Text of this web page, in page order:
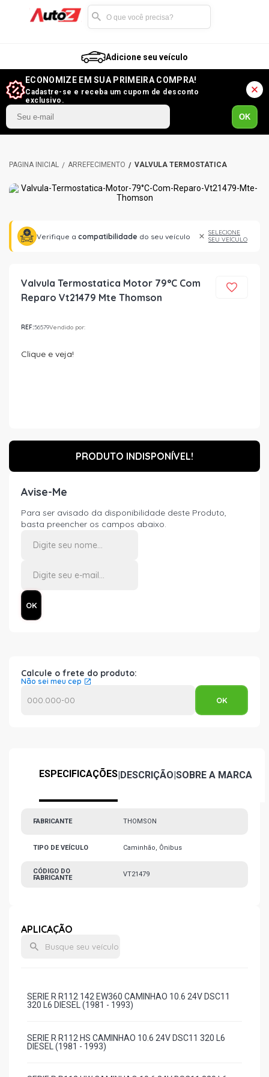
Adicione seu veículo
ECONOMIZE EM SUA PRIMEIRA COMPRA!
Cadastre-se e receba um cupom de desconto
exclusivo.
OK
ARREFECIMENTO VÁLVULA TERMOSTÁTICA
Verifique a compatibilidade do seu veículo
SELECIONE
SEU VEÍCULO
Valvula Termostatica Motor 79°C Com
Reparo Vt21479 Mte Thomson
REF:56579Vendido por:
Clique e veja!
PRODUTO INDISPONÍVEL!
Avise-Me
Para ser avisado da disponibilidade deste Produto,
basta preencher os campos abaixo.
Calcule o frete do produto:
Não sei meu cep
ESPECIFICAÇÕES|DESCRIÇÃO|SOBRE A MARCA
FABRICANTE THOMSON
TIPO DE VEÍCULO Caminhão, Ônibus
CÓDIGO DO
FABRICANTE
VT21479
APLICAÇÃO
SERIE R R112 142 EW360 CAMINHAO 10.6 24V DSC11
320 L6 DIESEL (1981 - 1993)
SERIE R R112 HS CAMINHAO 10.6 24V DSC11 320 L6
DIESEL (1981 - 1993)